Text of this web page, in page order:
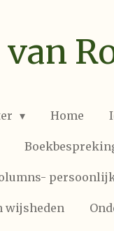
van
Home
wijsheden